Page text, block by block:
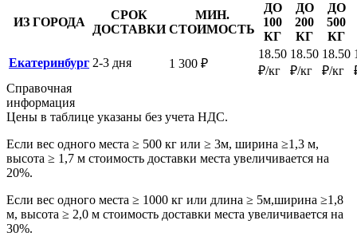
ИЗ ГОРОДА
СРОК
ДОСТАВКИ
МИН.
СТОИМОСТЬ
ДО
100
КГ
ДО
200
КГ
ДО
500
КГ
Екатеринбург 2-3 дня 1 300 ₽
18.50
₽/кг
18.50
₽/кг
18.50
₽/кг
Справочная
информация
Цены в таблице указаны без учета НДС.
Если вес одного места ≥ 500 кг или ≥ 3м, ширина ≥1,3 м,
высота ≥ 1,7 м стоимость доставки места увеличивается на
20%.
Если вес одного места ≥ 1000 кг или длина ≥ 5м,ширина ≥1,8
м, высота ≥ 2,0 м стоимость доставки места увеличивается на
30%.